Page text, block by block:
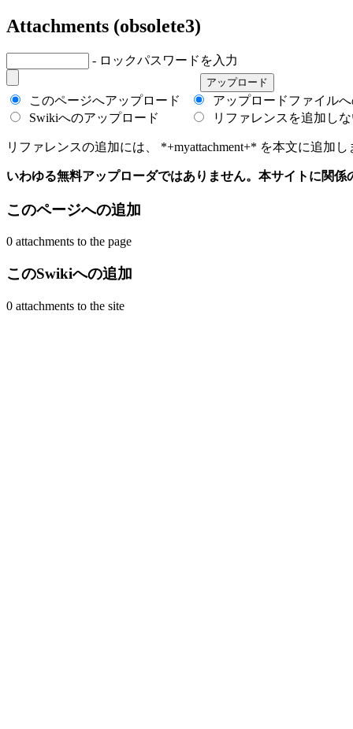
Attachments (obsolete3)
- ロックパスワードを入力
このページへアップロード
Swikiへのアップロード
アップロードファイル
リファレンスを追加し
リファレンスの追加には、 *+myattachment+* を本文に追加
いわゆる無料アップローダではありません。本サイトに関
このページへの追加
0 attachments to the page
このSwikiへの追加
0 attachments to the site